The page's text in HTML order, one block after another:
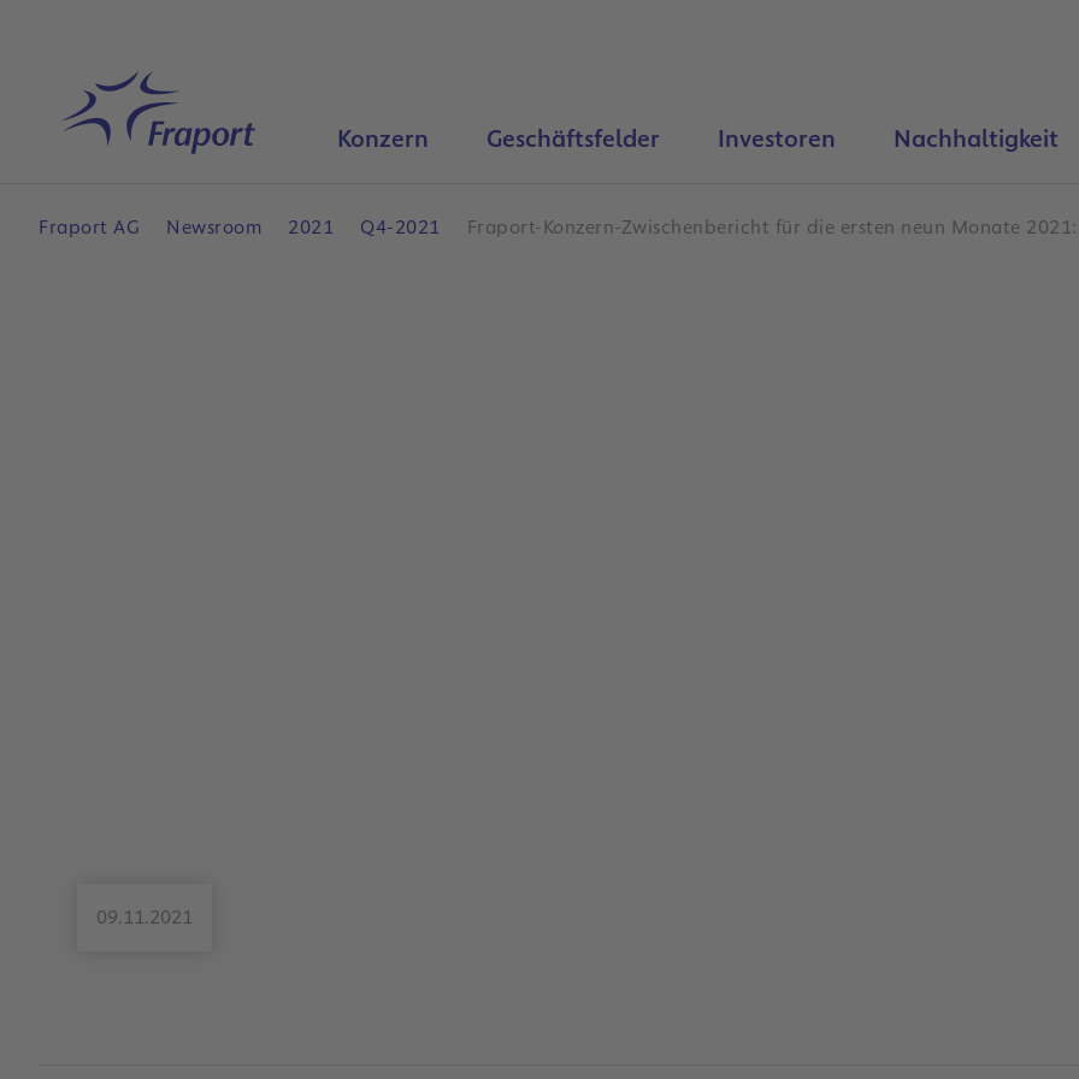
Startseite Konzern Geschäftsfelder Investoren Nachhaltigkeit
Fraport AG Newsroom 2021 Q4-2021 Fraport-Konzern-Zwischenbericht für die ersten neun Monate
09.11.2021